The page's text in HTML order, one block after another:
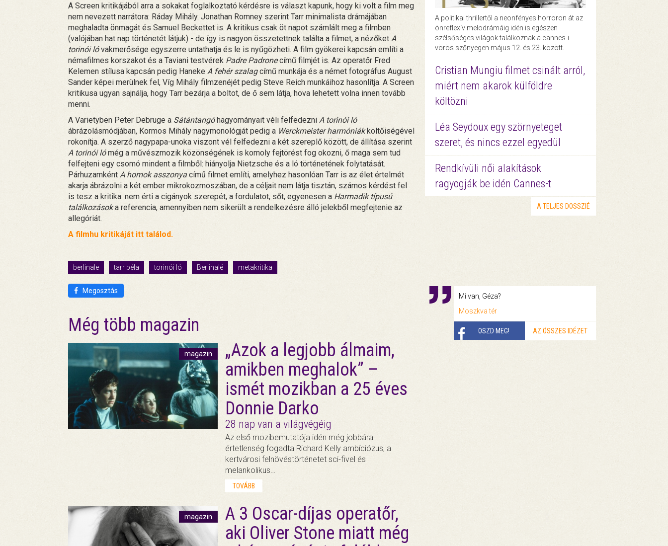
A Screen kritikájából arra a sokakat foglalkoztató kérdésre is választ kapunk, hogy ki volt a film meg
nem nevezett narrátora: Ráday Mihály. Jonathan Romney szerint Tarr minimalista drámájában
meghaladta önmagát és Samuel Beckettet is. A kritikus csak öt napot számlált meg a filmben
(valójában hat nap történetét látjuk) - de így is nagyon összetettnek találta a filmet, a nézőket A
torinói lóvakmerősége egyszerre untathatja és le is nyűgözheti. A film gyökerei kapcsán említi a
némafilmes korszakot és a Taviani testvérek Padre Padronecímű filmjét is. Az operatőr Fred
Kelemen stílusa kapcsán pedig Haneke A fehér szalagcímű munkája és a német fotográfus August
Sander képei merülnek fel, Víg Mihály filmzenéjét pedig Steve Reich munkáihoz hasonlítja. A Screen
kritikusa ugyan sajnálja, hogy Tarr bezárja a boltot, de ő sem látja, hova lehetett volna innen tovább
menni.
A Varietyben Peter Debruge a Sátántangóhagyományait véli felfedezni A torinói ló
ábrázolásmódjában, Kormos Mihály nagymonológját pedig a Werckmeister harmóniákköltőiségével
rokonítja. A szerző nagypapa-unoka viszont vél felfedezni a két szereplő között, de állítása szerint
A torinói lómég a művészmozik közönségének is komoly fejtörést fog okozni, ő maga sem tud
felfejteni egy csomó mindent a filmből: hiányolja Nietzsche és a ló történetének folytatását.
Párhuzamként A homok asszonya című filmet említi, amelyhez hasonlóan Tarr is az élet értelmét
akarja ábrázolni a két ember mikrokozmoszában, de a céljait nem látja tisztán, számos kérdést fel
is tesz a kritika: nem érti a cigányok szerepét, a fordulatot, sőt, egyenesen a Harmadik típusú
találkozásoka referencia, amennyiben nem sikerült a rendelkezésre álló jelekből megfejtenie az
allegóriát.
A filmhu kritikáját itt találod.
berlinale tarr béla torinói ló Berlinalé metakritika
Megosztás
Még több magazin
magazin
„Azok a legjobb álmaim,
amikben meghalok” –
ismét mozikban a 25 éves
Donnie Darko
28 nap van a világvégéig
Az első mozibemutatója idén még jobbára
értetlenség fogadta Richard Kelly ambíciózus, a
kertvárosi felnövéstörténetet sci-fivel és
melankolikus…
TOVÁBB
magazin
A 3 Oscar-díjas operatőr,
aki Oliver Stone miatt még
A politikai thrillertől a neonfényes horroron át az
önreflexív melodrámáig idén is egészen
szélsőséges világok találkoznak a cannes-i
vörös szőnyegen május 12. és 23. között.
Cristian Mungiu filmet csinált arról,
miért nem akarok külföldre
költözni
Léa Seydoux egy szörnyeteget
szeret, és nincs ezzel egyedül
Rendkívüli női alakítások
ragyogják be idén Cannes-t
A TELJES DOSSZIÉ
Mi van, Géza?
Moszkva tér
OSZD MEG! AZ ÖSSZES IDÉZET